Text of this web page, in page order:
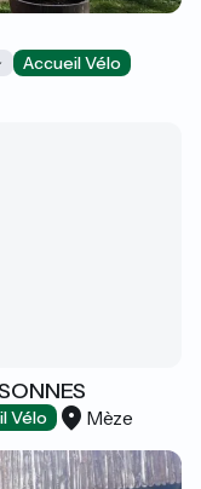
Accueil Vélo
Vélo Mèze